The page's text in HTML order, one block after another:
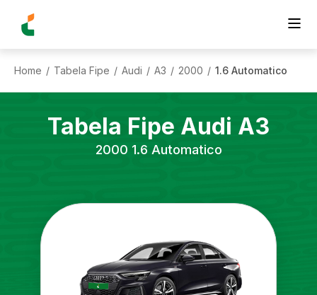
Home / Tabela Fipe / Audi / A3 / 2000 / 1.6 Automatico
Tabela Fipe Audi A3
2000 1.6 Automatico